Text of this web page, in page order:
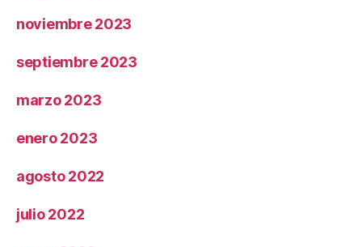
noviembre 2023
septiembre 2023
marzo 2023
enero 2023
agosto 2022
julio 2022